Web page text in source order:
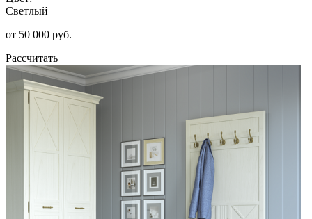
Светлый
от 50 000 руб.
Рассчитать